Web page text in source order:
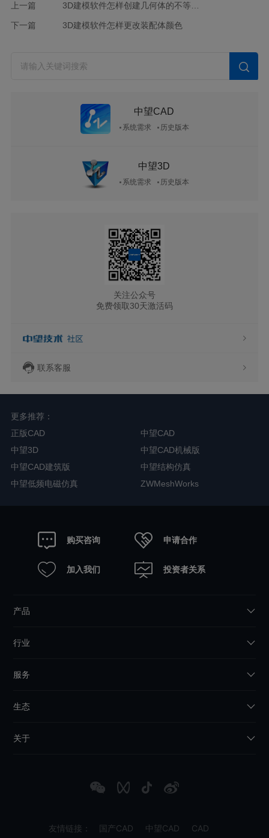
上一篇 3D建模软件怎样创建几何体的不等距阵列
下一篇 3D建模软件怎样更改装配体颜色
中望CAD
系统需求 历史版本
中望3D
系统需求 历史版本
关注公众号
免费领取30天激活码
联系客服
更多推荐：
正版CAD
中望CAD
中望3D
中望CAD机械版
中望CAD建筑版
中望结构仿真
中望低频电磁仿真
ZWMeshWorks
购买咨询 申请合作
加入我们 投资者关系
产品
行业
服务
生态
关于
友情链接： 国产CAD 中望CAD CAD